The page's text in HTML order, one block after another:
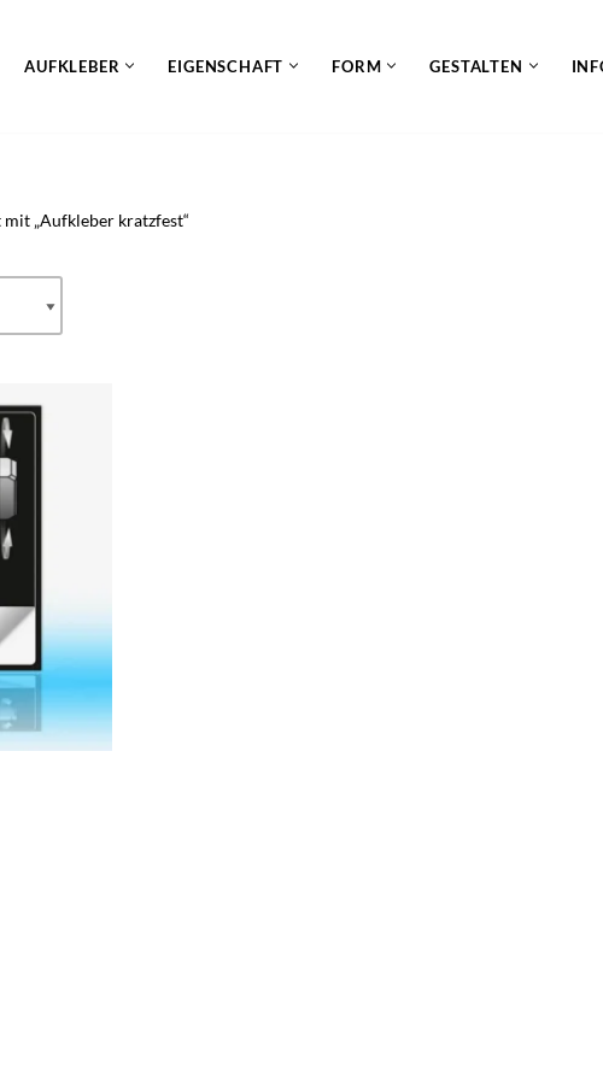
AUFKLEBER EIGENSCHAFT FORM GESTALTEN
„Aufkleber kratzfest“